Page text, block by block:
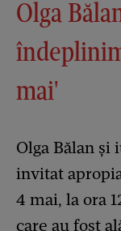
Olga
mai'
Olga Bălan și
invitat
4 mai, la ora
care au fost